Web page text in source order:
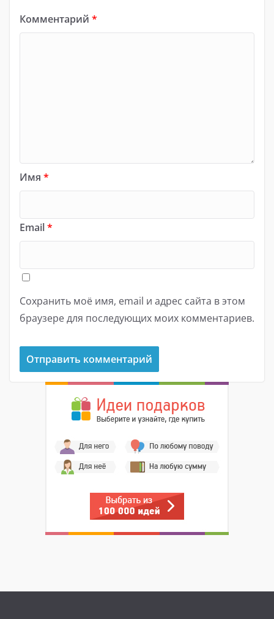
Комментарий *
Имя *
Email*
Сохранить моё имя, email и адрес сайта в этом
браузере для последующих моих комментариев.